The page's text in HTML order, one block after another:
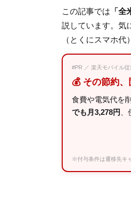
この記事では 「
説しています。気
（とくにスマホ
#PR ／ 楽天モバイル
💰 その節約
食費や電気代を
でも月3,278円
※付与条件は遷移先キ